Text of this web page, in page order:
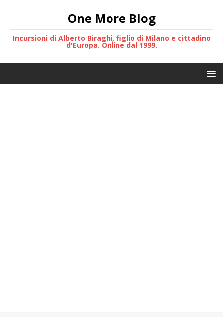
One More Blog
Incursioni di Alberto Biraghi, figlio di Milano e cittadino
d'Europa. Online dal 1999.